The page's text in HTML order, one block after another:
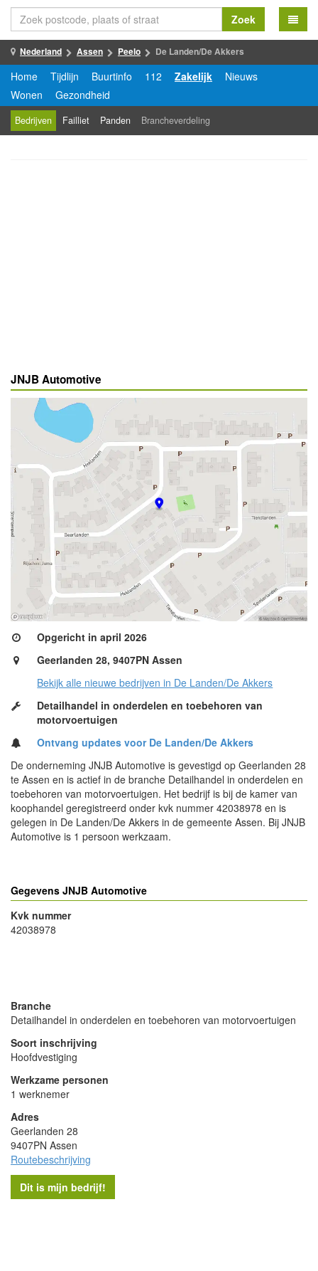
Zoek
Nederland Assen Peelo De Landen/De Akkers
Home Tijdlijn Buurtinfo 112 Zakelijk
Nieuws
Wonen
Gezondheid
Bedrijven Failliet Panden Brancheverdeling
JNJB Automotive
Opgericht in april 2026
Geerlanden 28, 9407PN Assen
Bekijk alle nieuwe bedrijven in De Landen/De Akkers
Detailhandel in onderdelen en toebehoren van
motorvoertuigen
Ontvang updates voor De Landen/De Akkers
De onderneming JNJB Automotive is gevestigd op Geerlanden 28
te Assen en is actief in de branche Detailhandel in onderdelen en
toebehoren van motorvoertuigen. Het bedrijf is bij de kamer van
koophandel geregistreerd onder kvk nummer 42038978 en is
gelegen in De Landen/De Akkers in de gemeente Assen. Bij JNJB
Automotive is 1 persoon werkzaam.
Gegevens JNJB Automotive
Kvk nummer
42038978
Branche
Detailhandel in onderdelen en toebehoren van motorvoertuigen
Soort inschrijving
Hoofdvestiging
Werkzame personen
1 werknemer
Adres
Geerlanden 28
9407PN Assen
Routebeschrijving